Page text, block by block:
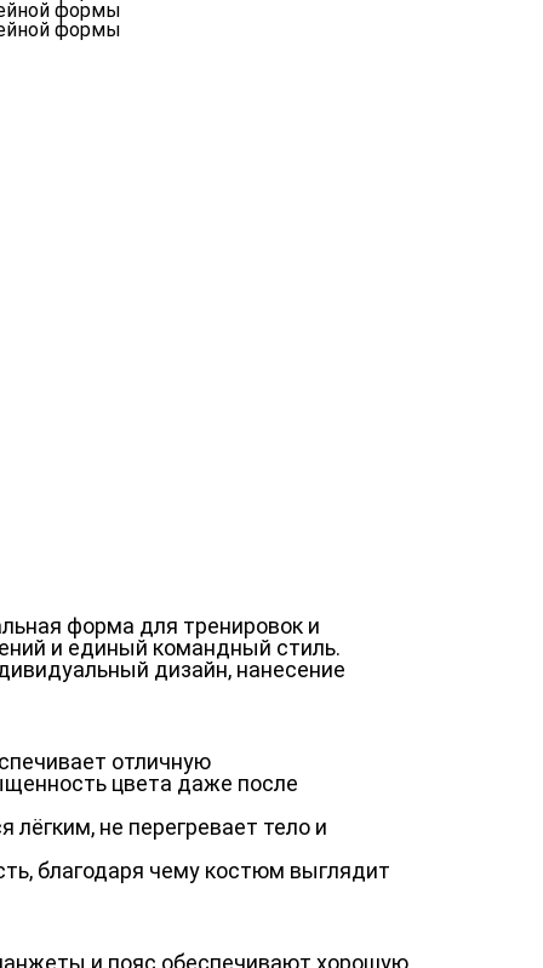
форма для тренировок и
и единый командный стиль.
дизайн, нанесение
отличную
цвета даже после
не перегревает тело и
благодаря чему костюм выглядит
и пояс обеспечивают хорошую